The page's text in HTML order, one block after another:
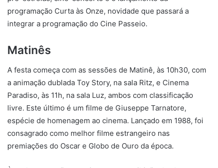
programação Curta às Onze, novidade que passará a
integrar a programação do Cine Passeio.
Matinês
A festa começa com as sessões de Matinê, às 10h30, com
a animação dublada Toy Story, na sala Ritz, e Cinema
Paradiso, às 11h, na sala Luz, ambos com classificação
livre. Este último é um filme de Giuseppe Tarnatore,
espécie de homenagem ao cinema. Lançado em 1988, foi
consagrado como melhor filme estrangeiro nas
premiações do Oscar e Globo de Ouro da época.